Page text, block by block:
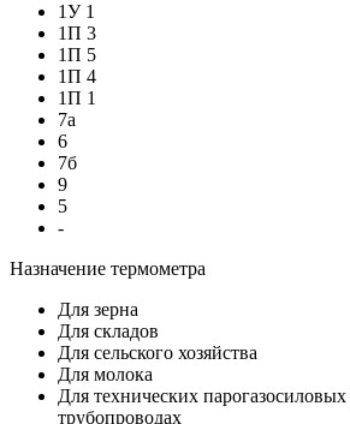
1У 1
1П 3
1П 5
1П 4
1П 1
7а
6
7б
9
5
-
Назначение термометра
Для зерна
Для складов
Для сельского хозяйства
Для молока
Для технических парогазосиловых
трубопроводах